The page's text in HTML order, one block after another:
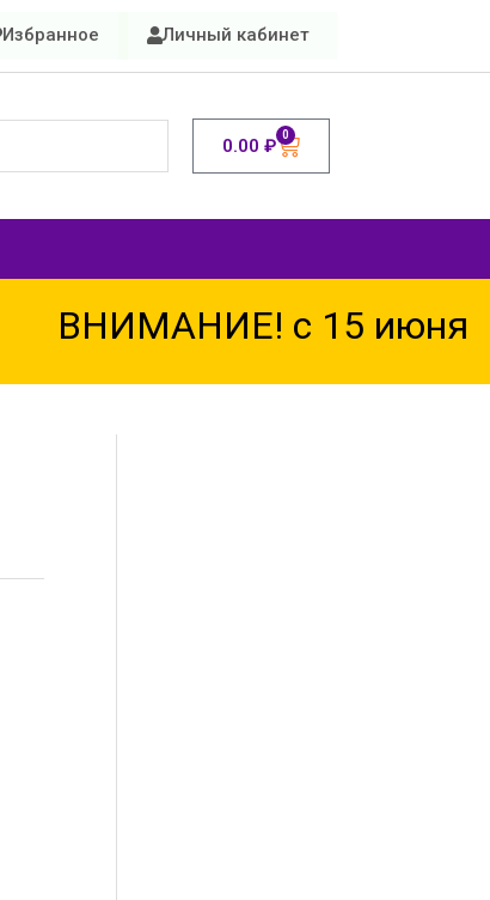
Избранное Личный кабинет
0.00 ₽ 0
ВНИМАНИЕ! с 15 июня